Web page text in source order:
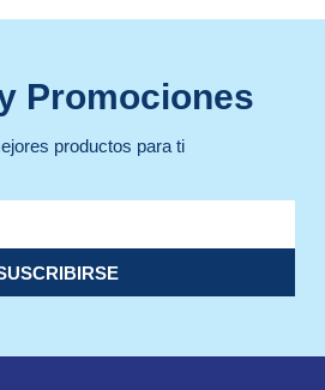
Promociones
productos para ti